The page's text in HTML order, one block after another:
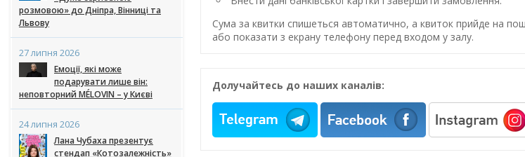
розмовою» до Дніпра, Вінниці та
Львову
27 липня 2026
Емоції, які може
подарувати лише він:
неповторний MÉLOVIN – у Києві
24 липня 2026
Лана Чубаха презентує
стендап «Котозалежність»
Сума за квитки спишеться автоматично, а квиток прийде на
або показати з екрану телефону перед входом у залу.
Долучайтесь до наших каналів: